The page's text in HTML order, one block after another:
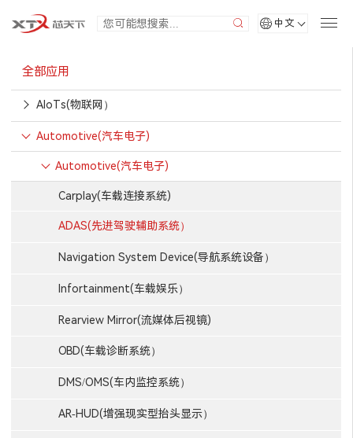
中文
全部应用
AIoTs(物联网）
Automotive(汽车电子)
Automotive(汽车电子)
Carplay(车载连接系统)
ADAS(先进驾驶辅助系统）
Navigation System Device(导航系统设备）
Infortainment(车载娱乐）
Rearview Mirror(流媒体后视镜)
OBD(车载诊断系统）
DMS/OMS(车内监控系统）
AR-HUD(增强现实型抬头显示）